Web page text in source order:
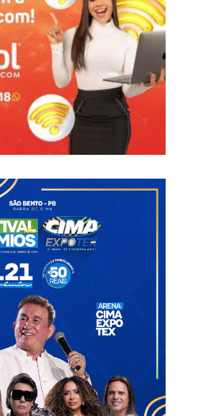
equipes na Série D deste ano
duas partidas: perdeu para o
Natal, além de sofrer um revés
0, em pleno Estádio Amigão.
o Alvinegro reencontrará os
que precisa pontuar para seguir
no Grupo A3.
RN e Santa Cruz já estarem
possa parecer que eles devam
o histórico recente mostra
caiu nas últimas rodadas, o
sensação de tranquilidade entre
RN e Santa Cruz não
sempre tem destacado, em
ciente da importância dos
trabalhado para que o elenco do
de relaxamento.